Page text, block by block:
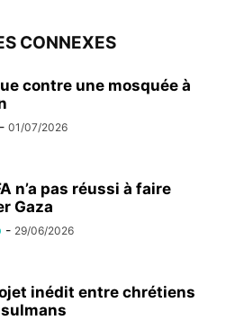
CONNEXES
contre une mosquée à
- 01/07/2026
n’a pas réussi à faire
Gaza
- 29/06/2026
inédit entre chrétiens